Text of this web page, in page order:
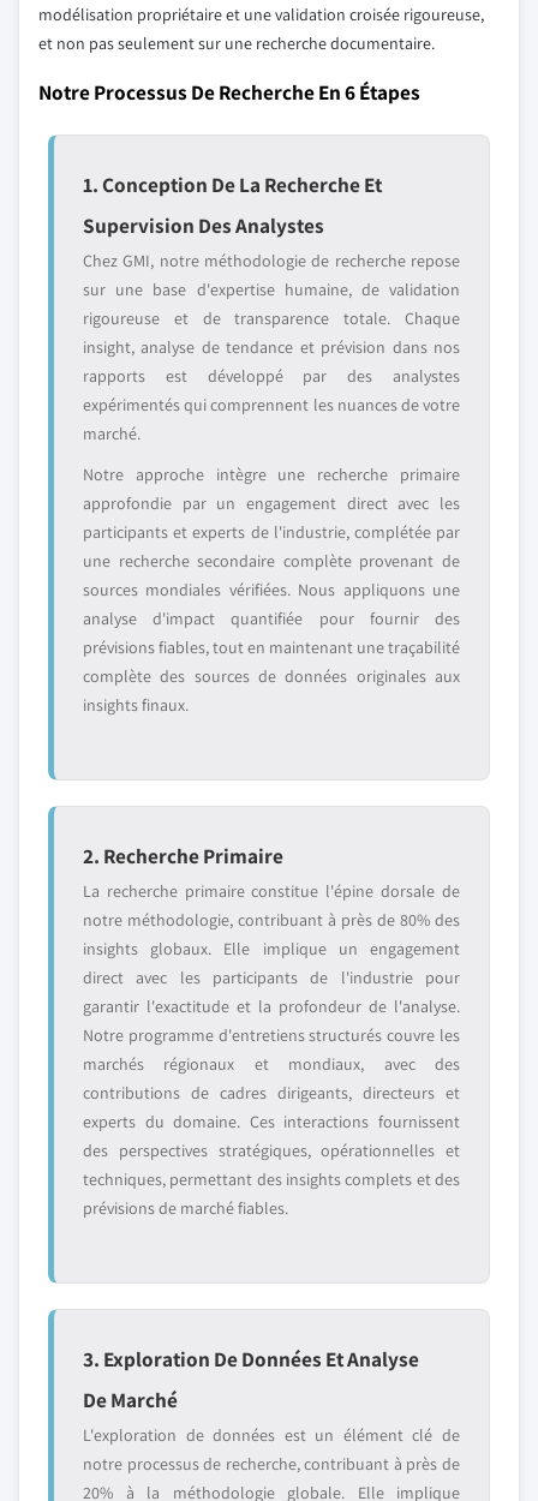
modélisation propriétaire et une validation croisée rigoureuse,
et non pas seulement sur une recherche documentaire.
Notre Processus De Recherche En 6 Étapes
1. Conception De La Recherche Et
Supervision Des Analystes
Chez GMI, notre méthodologie de recherche repose
sur une base d'expertise humaine, de validation
rigoureuse et de transparence totale. Chaque
insight, analyse de tendance et prévision dans nos
rapports est développé par des analystes
expérimentés qui comprennent les nuances de votre
marché.
Notre approche intègre une recherche primaire
approfondie par un engagement direct avec les
participants et experts de l'industrie, complétée par
une recherche secondaire complète provenant de
sources mondiales vérifiées. Nous appliquons une
analyse d'impact quantifiée pour fournir des
prévisions fiables, tout en maintenant une traçabilité
complète des sources de données originales aux
insights finaux.
2. Recherche Primaire
La recherche primaire constitue l'épine dorsale de
notre méthodologie, contribuant à près de 80% des
insights globaux. Elle implique un engagement
direct avec les participants de l'industrie pour
garantir l'exactitude et la profondeur de l'analyse.
Notre programme d'entretiens structurés couvre les
marchés régionaux et mondiaux, avec des
contributions de cadres dirigeants, directeurs et
experts du domaine. Ces interactions fournissent
des perspectives stratégiques, opérationnelles et
techniques, permettant des insights complets et des
prévisions de marché fiables.
3. Exploration De Données Et Analyse
De Marché
L'exploration de données est un élément clé de
notre processus de recherche, contribuant à près de
20% à la méthodologie globale. Elle implique